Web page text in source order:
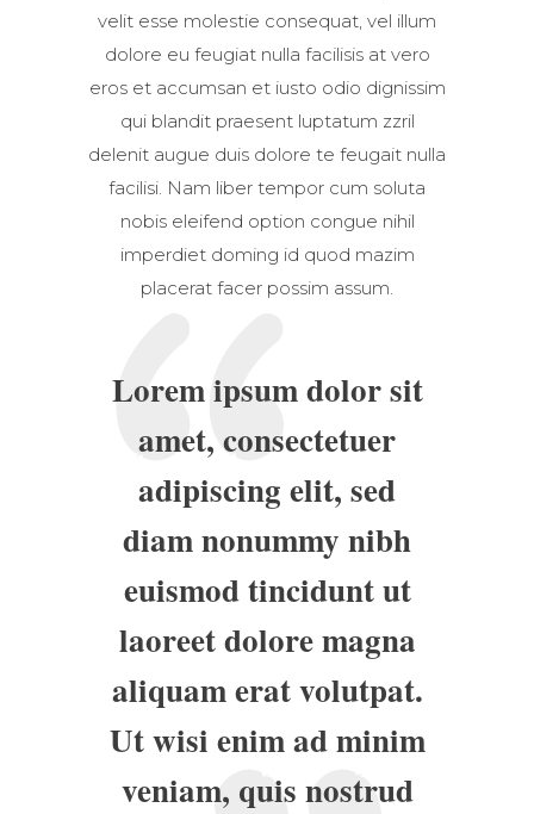
velit esse molestie consequat, vel illum
dolore eu feugiat nulla facilisis at vero
eros et accumsan et iusto odio dignissim
qui blandit praesent luptatum zzril
delenit augue duis dolore te feugait nulla
facilisi. Nam liber tempor cum soluta
nobis eleifend option congue nihil
imperdiet doming id quod mazim
placerat facer possim assum.
Lorem ipsum dolor sit
amet, consectetuer
adipiscing elit, sed
diam nonummy nibh
euismod tincidunt ut
laoreet dolore magna
aliquam erat volutpat.
Ut wisi enim ad minim
veniam, quis nostrud